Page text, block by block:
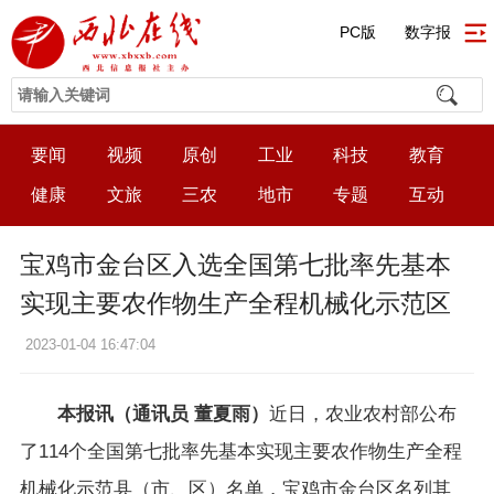
PC版 数字报
要闻 视频 原创 工业 科技 教育
健康 文旅 三农 地市 专题 互动
宝鸡市金台区入选全国第七批率先基本
实现主要农作物生产全程机械化示范区
2023-01-04 16:47:04
本报讯（通讯员 董夏雨） 近日，农业农村部公布
了114个全国第七批率先基本实现主要农作物生产全程
机械化示范县（市、区）名单，宝鸡市金台区名列其